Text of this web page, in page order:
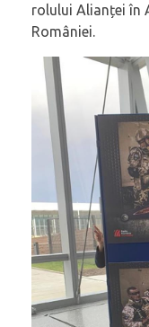
rolului Alianței în
României.